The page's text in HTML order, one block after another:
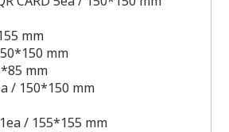
mm
mm
mm
/ 150*150 mm
1ea / 155*155 mm